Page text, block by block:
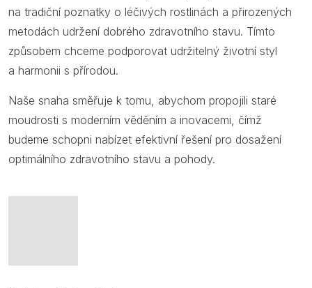
na tradiční poznatky o léčivých rostlinách a přirozených
metodách udržení dobrého zdravotního stavu. Tímto
způsobem chceme podporovat udržitelný životní styl
a harmonii s přírodou.
Naše snaha směřuje k tomu, abychom propojili staré
moudrosti s moderním věděním a inovacemi, čímž
budeme schopni nabízet efektivní řešení pro dosažení
optimálního zdravotního stavu a pohody.